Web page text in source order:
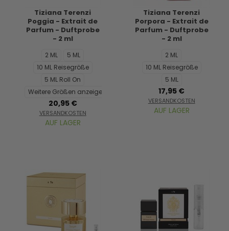
Tiziana Terenzi
Poggia - Extrait de
Parfum - Duftprobe
- 2 ml
2 ML
5 ML
10 ML Reisegröße
5 ML Roll On
Weitere Größen anzeigen...
20,95 €
VERSANDKOSTEN
AUF LAGER
Tiziana Terenzi
Porpora - Extrait de
Parfum - Duftprobe
- 2 ml
2 ML
10 ML Reisegröße
5 ML
17,95 €
VERSANDKOSTEN
AUF LAGER